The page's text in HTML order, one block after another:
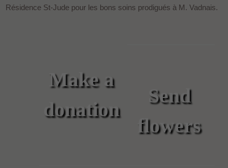
Résidence St-Jude pour les bons soins prodigués à M. Vadnais.
Make a
donation
Send
flowers